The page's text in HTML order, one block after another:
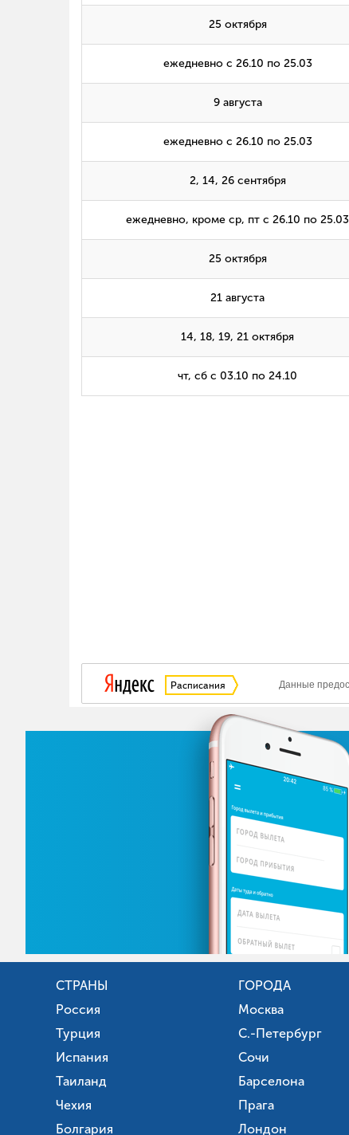
25 октября
ежедневно с 26.10 по 25.03
9 августа
ежедневно с 26.10 по 25.03
2, 14, 26 сентября
ежедневно, кроме ср, пт с 26.10 по 25.03
25 октября
21 августа
14, 18, 19, 21 октября
чт, сб с 03.10 по 24.10
СТРАНЫ
Россия
Турция
Испания
Таиланд
Чехия
Болгария
ГОРОДА
Москва
С.-Петербург
Сочи
Барселона
Прага
Лондон